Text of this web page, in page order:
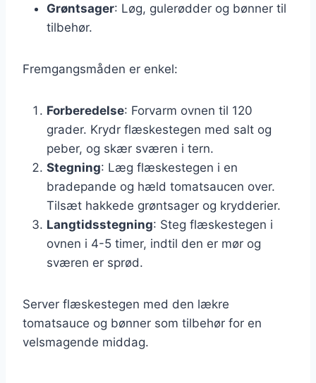
Grøntsager: Løg, gulerødder og bønner til
tilbehør.
Fremgangsmåden er enkel:
Forberedelse: Forvarm ovnen til 120
grader. Krydr flæskestegen med salt og
peber, og skær sværen i tern.
Stegning: Læg flæskestegen i en
bradepande og hæld tomatsaucen over.
Tilsæt hakkede grøntsager og krydderier.
Langtidsstegning: Steg flæskestegen i
ovnen i 4-5 timer, indtil den er mør og
sværen er sprød.
Server flæskestegen med den lækre
tomatsauce og bønner som tilbehør for en
velsmagende middag.